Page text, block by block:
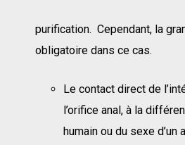
purification. Cependant, la
obligatoire dans ce cas.
Le contact direct de
l’orifice anal, à la
humain ou du sexe d’un